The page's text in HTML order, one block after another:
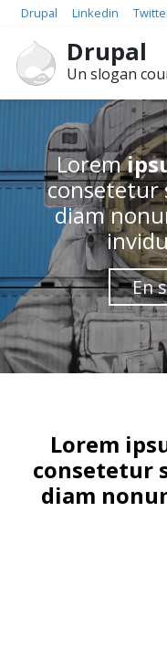
Aller
contenu
principal
Social
Drupal Linkedin
Drupal
Un slogan
Homepage
Lorem
consetetur
diam
En
Lorem
consetetur
diam